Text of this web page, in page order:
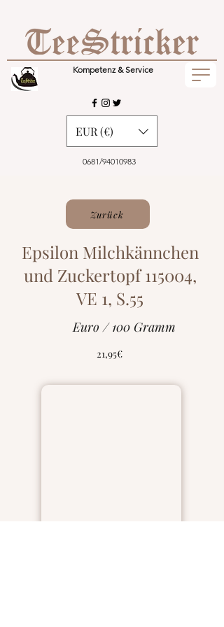
Kompetenz & Service
0681/94010983
EUR (€)
Zurück
Epsilon Milchkännchen
und Zuckertopf 115004,
VE 1, S.55
Euro / 100 Gramm
21,95€